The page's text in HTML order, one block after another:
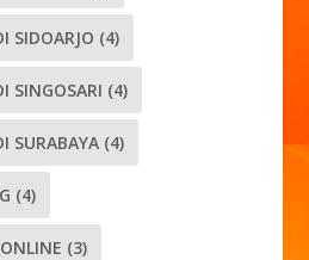
SIDOARJO (4)
SINGOSARI (4)
SURABAYA (4)
(4)
(3)